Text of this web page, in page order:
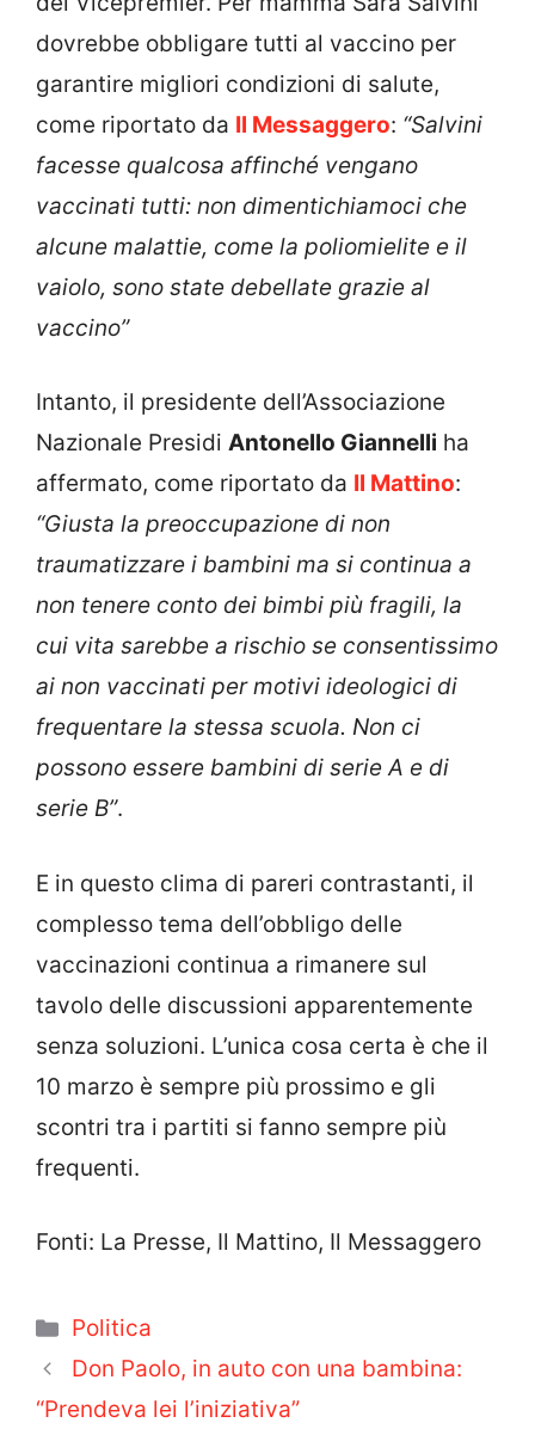
dovrebbe obbligare tutti al vaccino per
garantire migliori condizioni di salute,
come riportato da Il Messaggero: “Salvini
facesse qualcosa affinché vengano
vaccinati tutti: non dimentichiamoci che
alcune malattie, come la poliomielite e il
vaiolo, sono state debellate grazie al
vaccino”
Intanto, il presidente dell’Associazione
Nazionale Presidi Antonello Giannelli ha
affermato, come riportato da Il Mattino:
“Giusta la preoccupazione di non
traumatizzare i bambini ma si continua a
non tenere conto dei bimbi più fragili, la
cui vita sarebbe a rischio se consentissimo
ai non vaccinati per motivi ideologici di
frequentare la stessa scuola. Non ci
possono essere bambini di serie A e di
serie B”.
E in questo clima di pareri contrastanti, il
complesso tema dell’obbligo delle
vaccinazioni continua a rimanere sul
tavolo delle discussioni apparentemente
senza soluzioni. L’unica cosa certa è che il
10 marzo è sempre più prossimo e gli
scontri tra i partiti si fanno sempre più
frequenti.
Fonti: La Presse, Il Mattino, Il Messaggero
Categorie
Politica
Don Paolo, in auto con una bambina:
“Prendeva lei l’iniziativa”